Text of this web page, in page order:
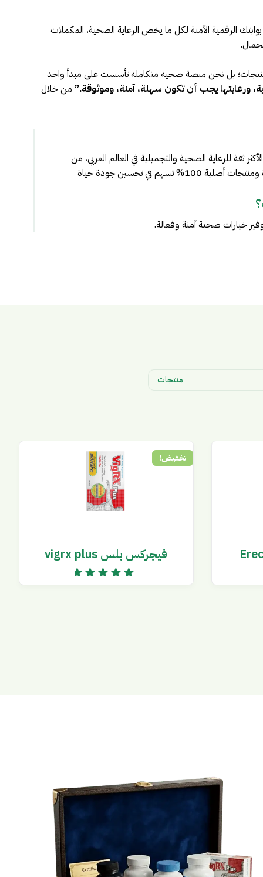
بوابتك الرقمية الآمنة لكل ما يخص الرعاية الصحية، المكملات
بل نحن منصة صحية متكاملة تأسست على مبدأ واحد
ورعايتها يجب أن تكون سهلة، آمنة، وموثوقة.” من خلال
ثقة للرعاية الصحية والتجميلية في العالم العربي، من
خلال تقديم حلول صحية مبتكرة ومنتجات أصلية 100% تسهم في تحسين جودة حياة
خيارات صحية آمنة وفعالة.
منتجات
تخفيض!
فيجركس بلس vigrx plus